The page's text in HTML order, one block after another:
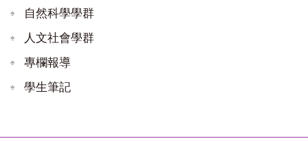
自然科學學群
人文社會學群
專欄報導
學生筆記